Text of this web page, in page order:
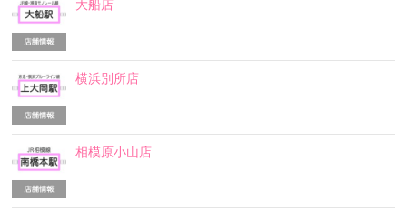
大船店
横浜別所店
相模原小山店